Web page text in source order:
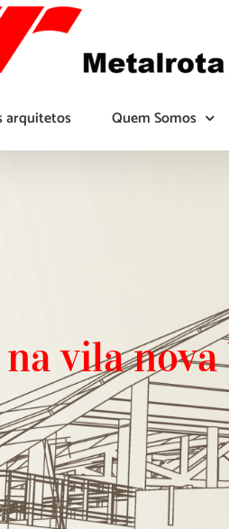
arquitetos Quem Somos
vila nova